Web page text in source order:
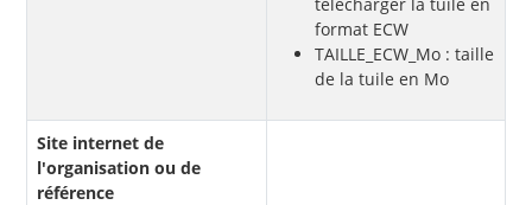
format ECW
TAILLE_ECW_Mo : taille
de la tuile en Mo
Site internet de
l'organisation ou de
référence